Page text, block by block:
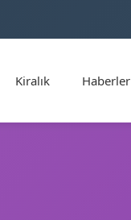
Kiralık Haberler